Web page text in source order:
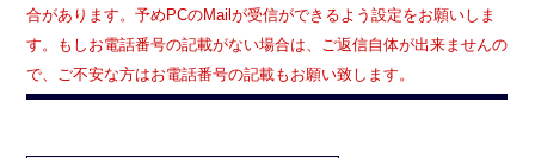
合があります。予めPCのMailが受信ができるよう設定をお願いしま
す。もしお電話番号の記載がない場合は、ご返信自体が出来ませんの
で、ご不安な方はお電話番号の記載もお願い致します。